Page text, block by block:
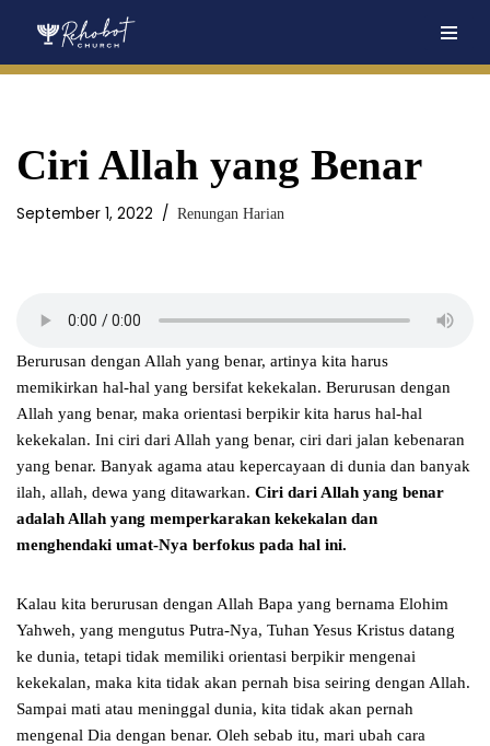
Ciri Allah yang Benar
September 1, 2022 Renungan Harian
Berurusan dengan Allah yang benar, artinya kita harus
memikirkan hal-hal yang bersifat kekekalan. Berurusan dengan
Allah yang benar, maka orientasi berpikir kita harus hal-hal
kekekalan. Ini ciri dari Allah yang benar, ciri dari jalan kebenaran
yang benar. Banyak agama atau kepercayaan di dunia dan banyak
ilah, allah, dewa yang ditawarkan. Ciri dari Allah yang benar
adalah Allah yang memperkarakan kekekalan dan
menghendaki umat-Nya berfokus pada hal ini.
Kalau kita berurusan dengan Allah Bapa yang bernama Elohim
Yahweh, yang mengutus Putra-Nya, Tuhan Yesus Kristus datang
ke dunia, tetapi tidak memiliki orientasi berpikir mengenai
kekekalan, maka kita tidak akan pernah bisa seiring dengan Allah.
Sampai mati atau meninggal dunia, kita tidak akan pernah
mengenal Dia dengan benar. Oleh sebab itu, mari ubah cara